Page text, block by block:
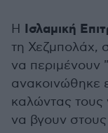
Η Ισλαμική
τη Χεζμπολάχ,
να περιμένουν
ανακοινώθηκε
καλώντας τους
να βγουν